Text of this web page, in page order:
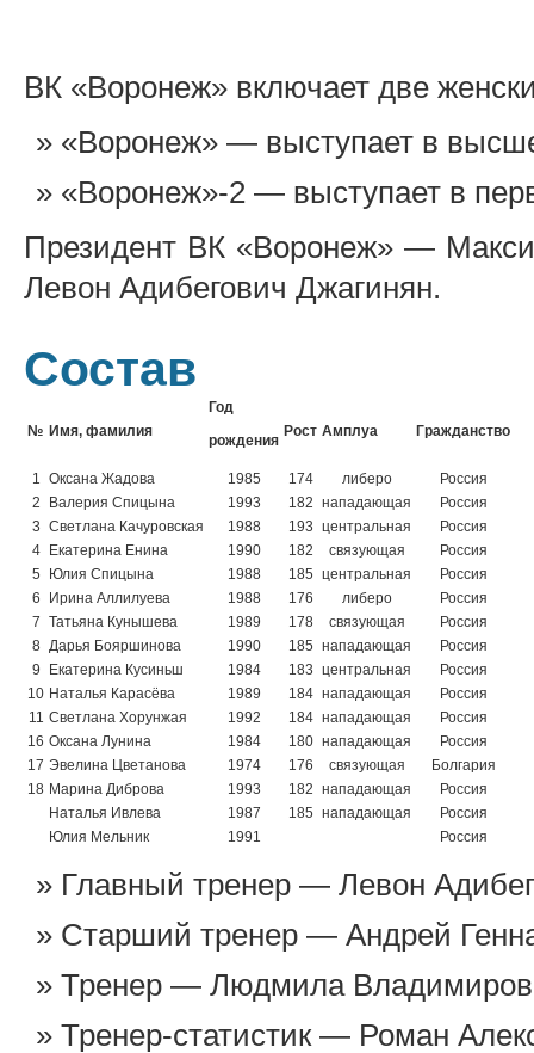
ВК «Воронеж» включает две
«Воронеж» — выступает в
«Воронеж»-2 — выступает в
Президент ВК «Воронеж» —
Левон Адибегович Джагинян.
Состав
№ Имя, фамилия
Год
рождения
Рост Амплуа Гражданство
1 Оксана Жадова 1985 174 либеро
Россия
2
Валерия Спицына 1993 182 нападающая
Россия
3 Светлана Качуровская 1988 193 центральная
Россия
4
Екатерина Енина 1990 182 связующая
Россия
5
Юлия Спицына 1988 185 центральная
Россия
6
Ирина Аллилуева 1988 176 либеро
Россия
7 Татьяна Кунышева 1989 178 связующая
Россия
8 Дарья Бояршинова 1990 185 нападающая
Россия
9
Екатерина Кусиньш 1984 183 центральная
Россия
10 Наталья Карасёва 1989 184 нападающая
Россия
11 Светлана Хорунжая 1992 184 нападающая
Россия
16 Оксана Лунина 1984 180 нападающая
Россия
17 Эвелина Цветанова 1974 176 связующая
Болгария
18 Марина Диброва 1993 182 нападающая
Россия
Наталья Ивлева
1987 185 нападающая
Россия
Юлия Мельник
1991 Россия
Главный тренер — Левон
Старший тренер — Андрей
Тренер — Людмила
Тренер-статистик — Роман